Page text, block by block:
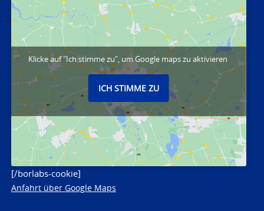
Klicke auf "Ich stimme zu", um Google maps zu aktivieren
ICH STIMME ZU
[/borlabs-cookie]
Anfahrt über Google Maps